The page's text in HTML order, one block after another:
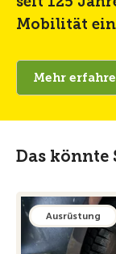
Mobilität
Mehr
Das könnte
Ausrüstung